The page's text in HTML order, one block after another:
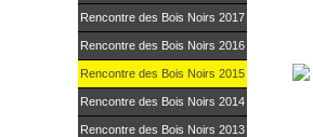
Rencontre des Bois Noirs 2017
Rencontre des Bois Noirs 2016
Rencontre des Bois Noirs 2015
Rencontre des Bois Noirs 2014
Rencontre des Bois Noirs 2013